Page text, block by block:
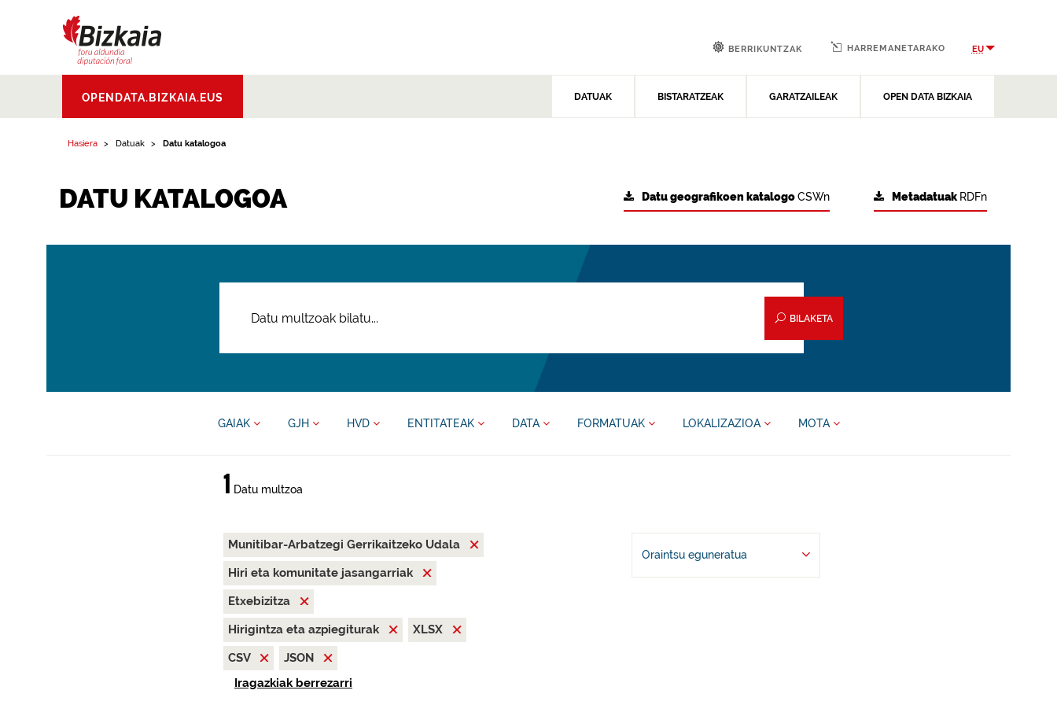
Aldundia.Diputacion
Foral de Bizkaia
OPENDATA.BIZKAIA.EUS DATUAK BISTARATZEAK GARATZAILEAK OPEN DATA BIZKAIA
BERRIKUNTZAK HARREMANETARAKO EU
Hasiera Datuak Datu katalogoa
DATU KATALOGOA Metadatuak RDFn
Datu geografikoen katalogoCSWn
BILAKETA
GAIAK GJH HVD ENTITATEAK DATA FORMATUAK LOKALIZAZIOA MOTA
1 Datu multzoa
Munitibar-Arbatzegi Gerrikaitzeko Udala
Hiri eta komunitate jasangarriak
Etxebizitza
Hirigintza eta azpiegiturak
XLSX
CSV
JSON
Iragazkiak berrezarri
Oraintsu eguneratua